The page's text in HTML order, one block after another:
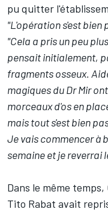
pu quitter
"L'opération s'est bien
"Cela a pris un peu
pensait initialement,
fragments osseux.
magiques du Dr Mir
morceaux d'os en
mais tout s'est bien
Je vais commencer à
semaine et je reverrai
Dans le même
Tito Rabat avait